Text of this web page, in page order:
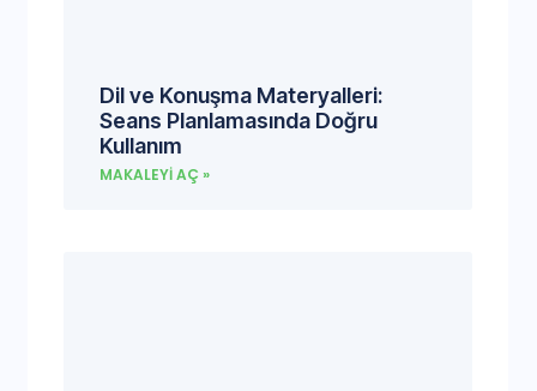
Dil ve Konuşma Materyalleri:
Seans Planlamasında Doğru
Kullanım
MAKALEYI AÇ »